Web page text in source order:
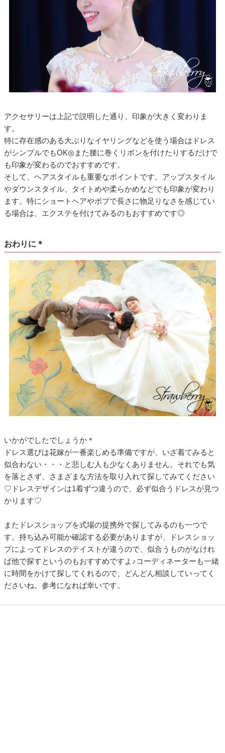
アクセサリーは上記で説明した通り、印象が大きく変わりま
す。
特に存在感のある大ぶりなイヤリングなどを使う場合はドレス
がシンプルでもOK◎また腰に巻くリボンを付けたりするだけで
も印象が変わるのでおすすめです。
そして、ヘアスタイルも重要なポイントです。アップスタイル
やダウンスタイル、タイトめや柔らかめなどでも印象が変わり
ます。特にショートヘアやボブで長さに物足りなさを感じてい
る場合は、エクステを付けてみるのもおすすめです◎
おわりに＊
いかがでしたでしょうか＊
ドレス選びは花嫁が一番楽しめる準備ですが、いざ着てみると
似合わない・・・と悲しむ人も少なくありません。それでも気
を落とさず、さまざまな方法を取り入れて探してみてください
♡ドレスデザインは1着ずつ違うので、必ず似合うドレスが見つ
かります♡
またドレスショップを式場の提携外で探してみるのも一つで
す。持ち込み可能か確認する必要がありますが、ドレスショッ
プによってドレスのテイストが違うので、似合うものがなけれ
ば他で探すというのもおすすめですよ♪コーディネーターも一緒
に時間をかけて探してくれるので、どんどん相談していってく
ださいね。参考になれば幸いです。